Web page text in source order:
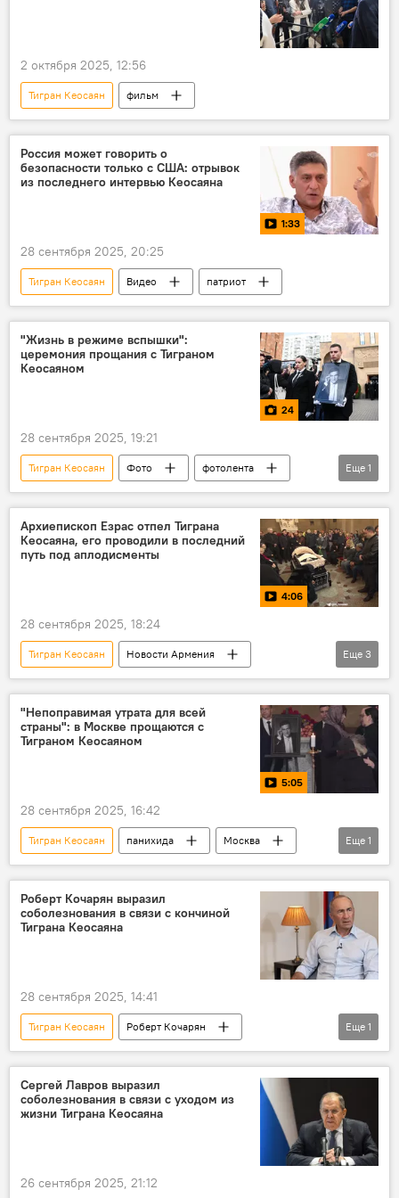
2 октября 2025, 12:56
Тигран Кеосаян фильм
Россия может говорить о
безопасности только с США: отрывок
из последнего интервью Кеосаяна
1:33
28 сентября 2025, 20:25
Тигран Кеосаян Видео патриот
"Жизнь в режиме вспышки":
церемония прощания с Тиграном
Кеосаяном
24
28 сентября 2025, 19:21
Тигран Кеосаян Фото
фотолента
панихида
Еще 1
Архиепископ Езрас отпел Тиграна
Кеосаяна, его проводили в последний
путь под аплодисменты
4:06
28 сентября 2025, 18:24
Тигран Кеосаян
Новости Армения
Общество
панихида смерть
Еще 3
"Непоправимая утрата для всей
страны": в Москве прощаются с
Тиграном Кеосаяном
5:05
28 сентября 2025, 16:42
Тигран Кеосаян панихида
Москва
Видео
Еще 1
Роберт Кочарян выразил
соболезнования в связи с кончиной
Тиграна Кеосаяна
28 сентября 2025, 14:41
Тигран Кеосаян
Роберт Кочарян
соболезнования
Еще 1
Сергей Лавров выразил
соболезнования в связи с уходом из
жизни Тиграна Кеосаяна
26 сентября 2025, 21:12